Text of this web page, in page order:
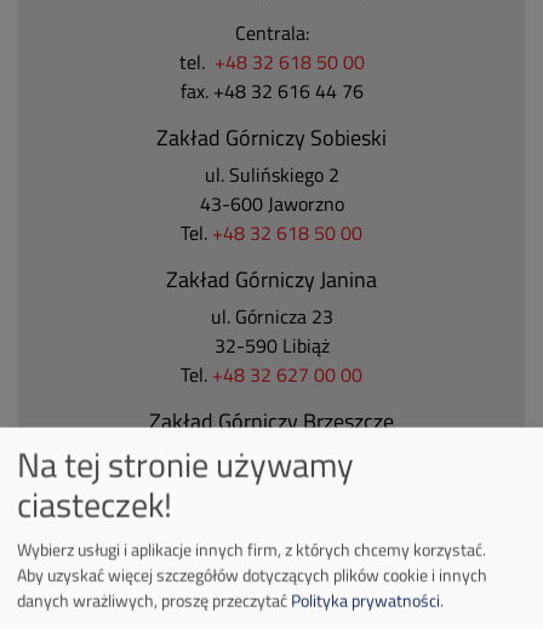
Centrala:
tel. +48 32 618 50 00
fax. +48 32 616 44 76
Zakład Górniczy Sobieski
ul. Sulińskiego 2
43-600 Jaworzno
Tel. +48 32 618 50 00
Zakład Górniczy Janina
ul. Górnicza 23
32-590 Libiąż
Tel. +48 32 627 00 00
Zakład Górniczy Brzeszcze
ul.Kościuszki 1
32-620 Brzeszcze
Kontakt dla mediów:
Na tej stronie używamy
ciasteczek!
Wybierz usługi i aplikacje innych firm, z których chcemy korzystać.
Aby uzyskać więcej szczegółów dotyczących plików cookie i innych
danych wrażliwych, proszę przeczytaćPolityka prywatności.